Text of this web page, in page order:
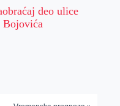
deo ulice
Bojovića